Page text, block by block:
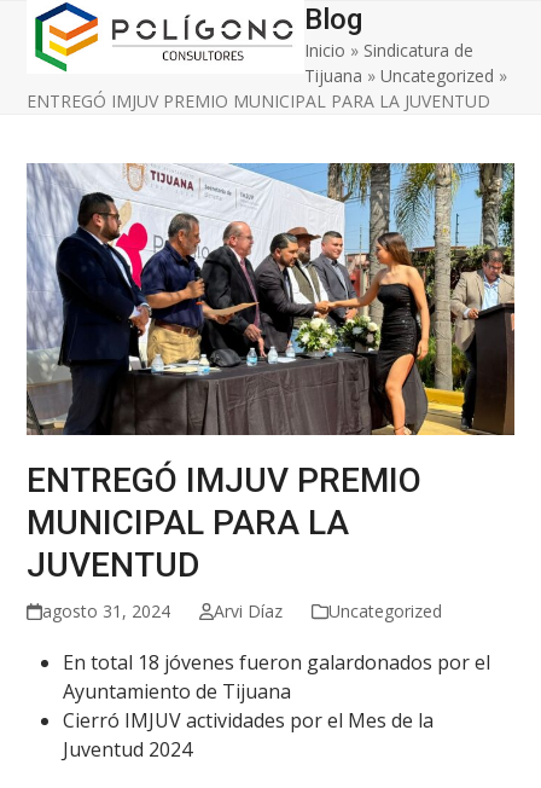
Skip
content
Open
mobile
menu
Close
mobile
menu
Blog
Inicio » Sindicatura de
Tijuana »Uncategorized »
ENTREGÓ IMJUV PREMIO MUNICIPAL PARA LA JUVENTUD
ENTREGÓ IMJUV PREMIO
MUNICIPAL PARA LA
JUVENTUD
agosto 31, 2024 Arvi Díaz Uncategorized
En total 18 jóvenes fueron galardonados por el
Ayuntamiento de Tijuana
Cierró IMJUV actividades por el Mes de la
Juventud 2024